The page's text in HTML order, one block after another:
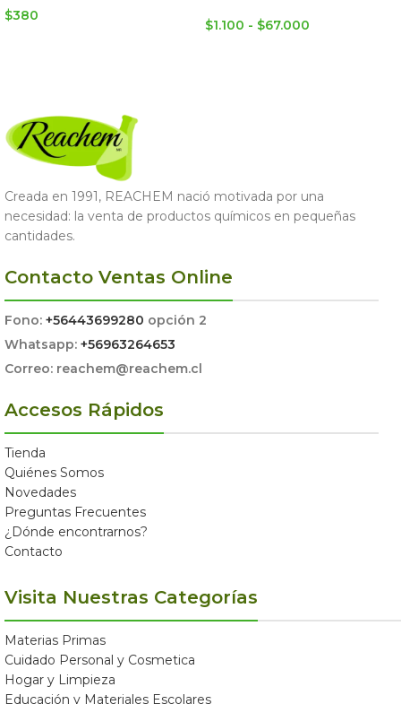
$380
$1.100 - $67.000
Creada en 1991, REACHEM nació motivada por una
necesidad: la venta de productos químicos en pequeñas
cantidades.
Contacto Ventas Online
Fono: +56443699280 opción 2
Whatsapp: +56963264653
Correo: reachem@reachem.cl
Accesos Rápidos
Tienda
Quiénes Somos
Novedades
Preguntas Frecuentes
¿Dónde encontrarnos?
Contacto
Visita Nuestras Categorías
Materias Primas
Cuidado Personal y Cosmetica
Hogar y Limpieza
Educación y Materiales Escolares